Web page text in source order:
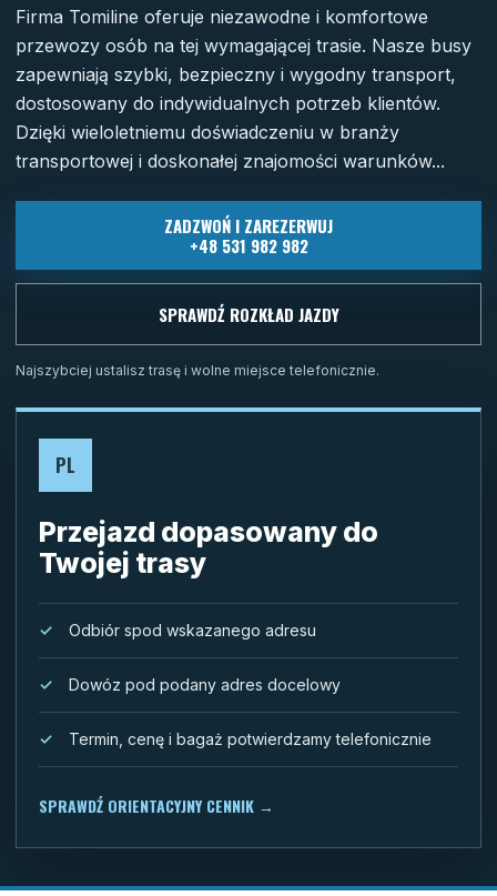
Firma Tomiline oferuje niezawodne i komfortowe
przewozy osób na tej wymagającej trasie. Nasze busy
zapewniają szybki, bezpieczny i wygodny transport,
dostosowany do indywidualnych potrzeb klientów.
Dzięki wieloletniemu doświadczeniu w branży
transportowej i doskonałej znajomości warunków...
ZADZWOŃ I ZAREZERWUJ
+48 531 982 982
SPRAWDŹ ROZKŁAD JAZDY
Najszybciej ustalisz trasę i wolne miejsce telefonicznie.
PL
Przejazd dopasowany do
Twojej trasy
Odbiór spod wskazanego adresu
Dowóz pod podany adres docelowy
Termin, cenę i bagaż potwierdzamy telefonicznie
SPRAWDŹ ORIENTACYJNY CENNIK →